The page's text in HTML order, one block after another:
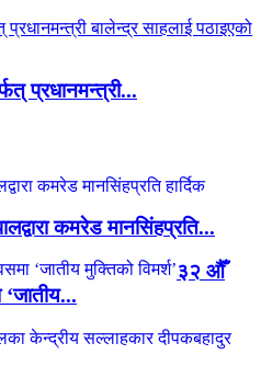
प्रधानमन्त्री...
कमरेड मानसिंहप्रति...
३२ औँ
‘जातीय...